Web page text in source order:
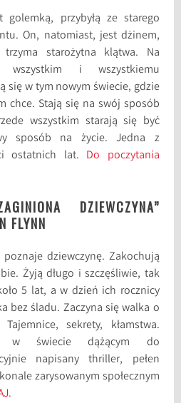
golemką, przybyłą ze starego
On, natomiast, jest dżinem,
trzyma starożytna klątwa. Na
wszystkim i wszystkiemu
się w tym nowym świecie, gdzie
chce. Stają się na swój sposób
wszystkim starają się być
sposób na życie. Jedna z
ostatnich lat. Do poczytania
DZIEWCZYNA”
FLYNN
poznaje dziewczynę. Zakochują
Żyją długo i szczęśliwie, tak
5 lat, a w dzień ich rocznicy
bez śladu. Zaczyna się walka o
Tajemnice, sekrety, kłamstwa.
w świecie dążącym do
napisany thriller, pełen
zarysowanym społecznym